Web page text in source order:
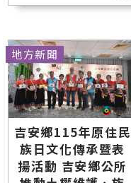
吉安鄉115年原住民
族日文化傳承暨表
揚活動 吉安鄉公所
地方新聞